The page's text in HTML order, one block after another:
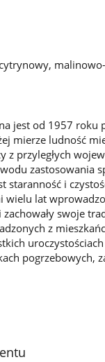
jest od 1957 roku
mierze ludność
z przyległych
zastosowania
staranność i
lat
swoje
z
pogrzebowych,